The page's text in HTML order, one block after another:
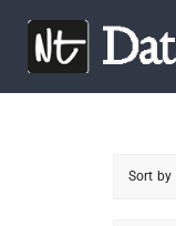
Skip
content
Sort by